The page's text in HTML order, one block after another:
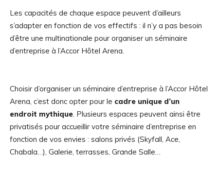
Les capacités de chaque espace peuvent d’ailleurs
s’adapter en fonction de vos effectifs : il n’y a pas besoin
d’être une multinationale pour organiser un séminaire
d’entreprise à l’Accor Hôtel Arena.
Choisir d’organiser un séminaire d’entreprise à l’Accor Hôtel
Arena, c’est donc opter pour le cadre unique d’un
endroit mythique. Plusieurs espaces peuvent ainsi être
privatisés pour accueillir votre séminaire d’entreprise en
fonction de vos envies : salons privés (Skyfall, Ace,
Chabala…), Galerie, terrasses, Grande Salle…